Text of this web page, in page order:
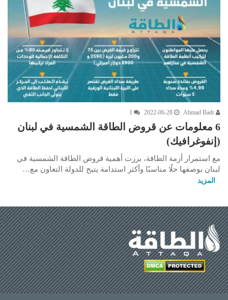
2022-06-28
1
6 معلومات عن قروض الطاقة الشمسية في لبنان
(إنفوغرافيك)
مع استمرار أزمة الطاقة، برزت أهمية قروض الطاقة الشمسية في
لبنان بوصفها حلًا مناسبًا وأكثر استدامة يتيح للدولة التعاون مع…
المزيد